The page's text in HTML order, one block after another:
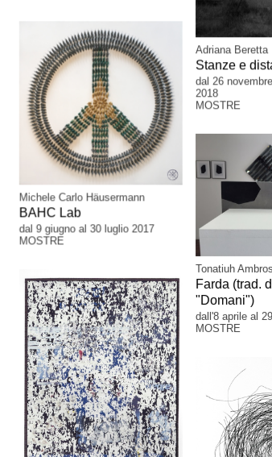
Adriana Beretta
Stanze e
dal 26
2018
MOSTRE
Michele Carlo Häusermann
BAHC Lab
dal 9 giugno al 30 luglio 2017
MOSTRE
Tonatiuh
Farda (trad.
"Domani")
dall'8 aprile al
MOSTRE